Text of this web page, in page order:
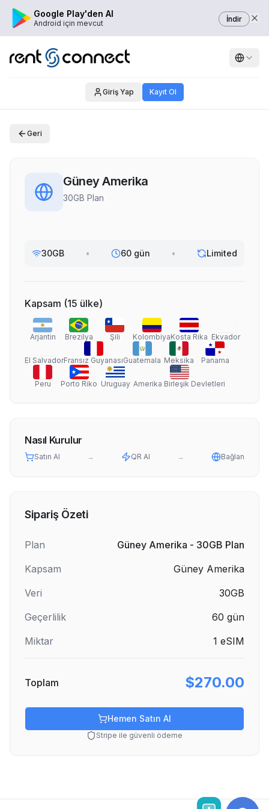
Google Play'den Al
Android için mevcut İndir
Giriş Yap Kayıt Ol
Geri
Güney Amerika
30GB Plan
30GB • 60 gün • Limited
Kapsam (15 ülke)
Arjantin Brezilya Şili KolombiyaKosta Rika Ekvador
El SalvadorFransız GuyanasıGuatemala Meksika Panama
Peru Porto Riko Uruguay Amerika Birleşik Devletleri
Nasıl Kurulur
Satın Al → QR Al → Bağlan
Sipariş Özeti
Plan
Güney Amerika - 30GB Plan
Kapsam
Güney Amerika
Veri
30GB
Geçerlilik
60 gün
Miktar
1 eSIM
Toplam $270.00
Hemen Satın Al
Stripe ile güvenli ödeme